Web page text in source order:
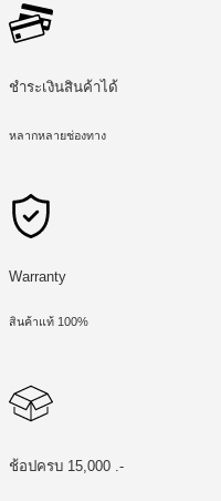
ชำระเงินสินค้าได้
หลากหลายช่องทาง
Warranty
สินค้าแท้ 100%
ช้อปครบ 15,000 .-